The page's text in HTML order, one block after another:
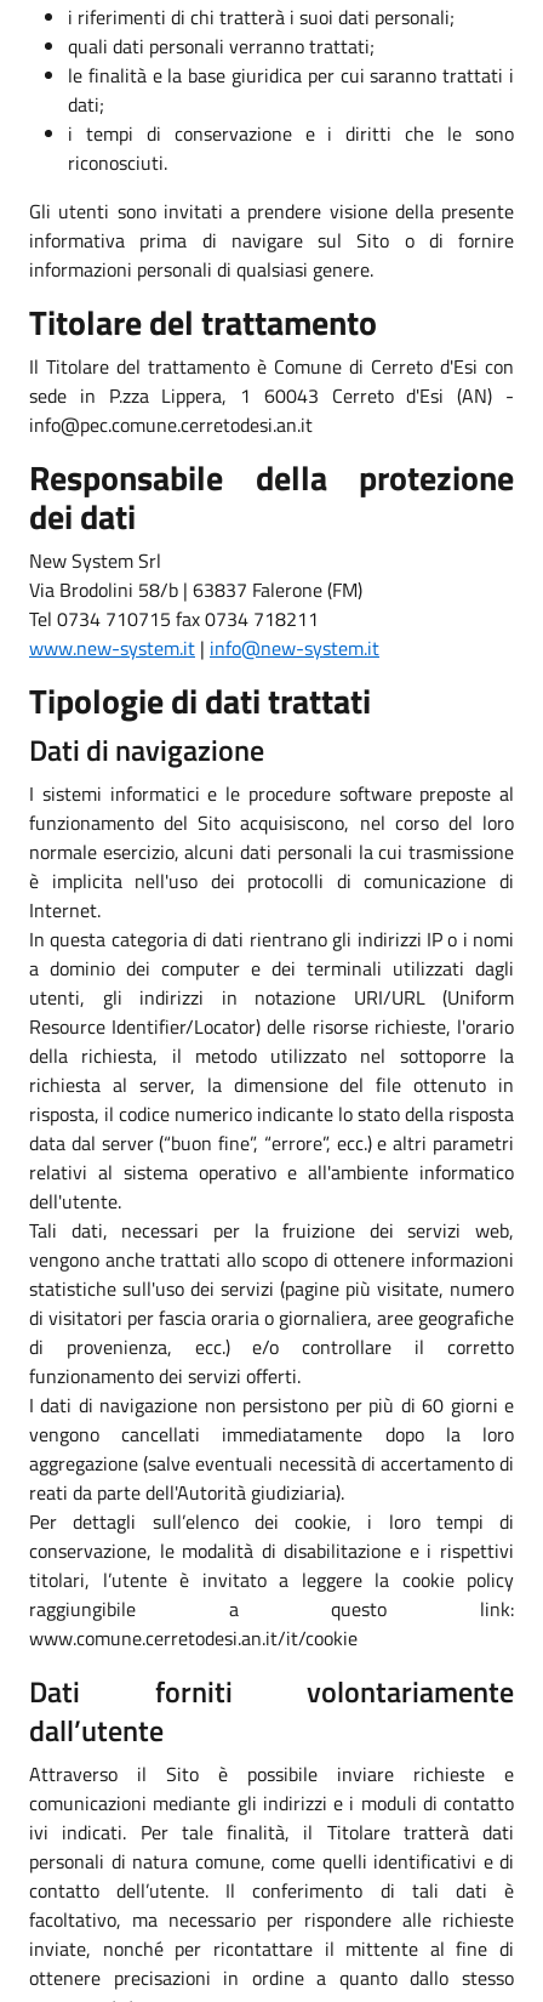
i riferimenti di chi tratterà i suoi dati personali;
quali dati personali verranno trattati;
le finalità e la base giuridica per cui saranno trattati i
dati;
i tempi di conservazione e i diritti che le sono
riconosciuti.
Gli utenti sono invitati a prendere visione della presente
informativa prima di navigare sul Sito o di fornire
informazioni personali di qualsiasi genere.
Titolare del trattamento
Il Titolare del trattamento è Comune di Cerreto d'Esi con
sede in P.zza Lippera, 1 60043 Cerreto d'Esi (AN) -
info@pec.comune.cerretodesi.an.it
Responsabile della protezione
dei dati
New System Srl
Via Brodolini 58/b | 63837 Falerone (FM)
Tel 0734 710715 fax 0734 718211
www.new-system.it | info@new-system.it
Tipologie di dati trattati
Dati di navigazione
I sistemi informatici e le procedure software preposte al
funzionamento del Sito acquisiscono, nel corso del loro
normale esercizio, alcuni dati personali la cui trasmissione
è implicita nell'uso dei protocolli di comunicazione di
Internet.
In questa categoria di dati rientrano gli indirizzi IP o i nomi
a dominio dei computer e dei terminali utilizzati dagli
utenti, gli indirizzi in notazione URI/URL (Uniform
Resource Identifier/Locator) delle risorse richieste, l'orario
della richiesta, il metodo utilizzato nel sottoporre la
richiesta al server, la dimensione del file ottenuto in
risposta, il codice numerico indicante lo stato della risposta
data dal server (“buon fine”, “errore”, ecc.) e altri parametri
relativi al sistema operativo e all'ambiente informatico
dell'utente.
Tali dati, necessari per la fruizione dei servizi web,
vengono anche trattati allo scopo di ottenere informazioni
statistiche sull'uso dei servizi (pagine più visitate, numero
di visitatori per fascia oraria o giornaliera, aree geografiche
di provenienza, ecc.) e/o controllare il corretto
funzionamento dei servizi offerti.
I dati di navigazione non persistono per più di 60 giorni e
vengono cancellati immediatamente dopo la loro
aggregazione (salve eventuali necessità di accertamento di
reati da parte dell'Autorità giudiziaria).
Per dettagli sull’elenco dei cookie, i loro tempi di
conservazione, le modalità di disabilitazione e i rispettivi
titolari, l’utente è invitato a leggere la cookie policy
raggiungibile a questo link:
www.comune.cerretodesi.an.it/it/cookie
Dati forniti volontariamente
dall’utente
Attraverso il Sito è possibile inviare richieste e
comunicazioni mediante gli indirizzi e i moduli di contatto
ivi indicati. Per tale finalità, il Titolare tratterà dati
personali di natura comune, come quelli identificativi e di
contatto dell’utente. Il conferimento di tali dati è
facoltativo, ma necessario per rispondere alle richieste
inviate, nonché per ricontattare il mittente al fine di
ottenere precisazioni in ordine a quanto dallo stesso